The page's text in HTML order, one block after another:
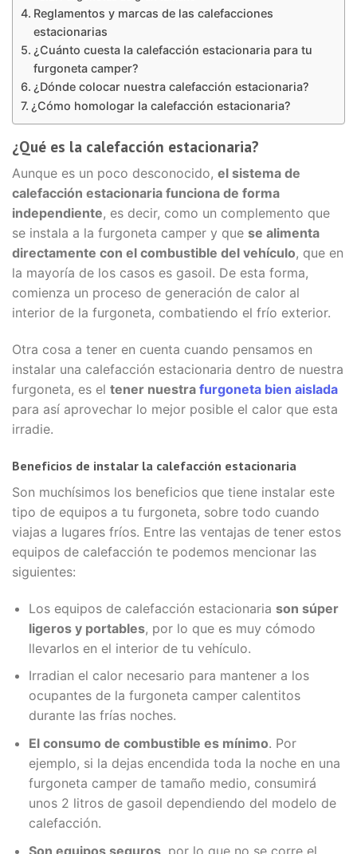
Reglamentos y marcas de las calefacciones
estacionarias
¿Cuánto cuesta la calefacción estacionaria para tu
furgoneta camper?
¿Dónde colocar nuestra calefacción estacionaria?
¿Cómo homologar la calefacción estacionaria?
¿Qué es la calefacción estacionaria?
Aunque es un poco desconocido, el sistema de
calefacción estacionaria funciona de forma
independiente, es decir, como un complemento que
se instala a la furgoneta camper y que se alimenta
directamente con el combustible del vehículo, que en
la mayoría de los casos es gasoil. De esta forma,
comienza un proceso de generación de calor al
interior de la furgoneta, combatiendo el frío exterior.
Otra cosa a tener en cuenta cuando pensamos en
instalar una calefacción estacionaria dentro de nuestra
furgoneta, es el tener nuestra furgoneta bien aislada
para así aprovechar lo mejor posible el calor que esta
irradie.
Beneficios de instalar la calefacción estacionaria
Son muchísimos los beneficios que tiene instalar este
tipo de equipos a tu furgoneta, sobre todo cuando
viajas a lugares fríos. Entre las ventajas de tener estos
equipos de calefacción te podemos mencionar las
siguientes:
Los equipos de calefacción estacionaria son súper
ligeros y portables, por lo que es muy cómodo
llevarlos en el interior de tu vehículo.
Irradian el calor necesario para mantener a los
ocupantes de la furgoneta camper calentitos
durante las frías noches.
El consumo de combustible es mínimo. Por
ejemplo, si la dejas encendida toda la noche en una
furgoneta camper de tamaño medio, consumirá
unos 2 litros de gasoil dependiendo del modelo de
calefacción.
Son equipos seguros, por lo que no se corre el